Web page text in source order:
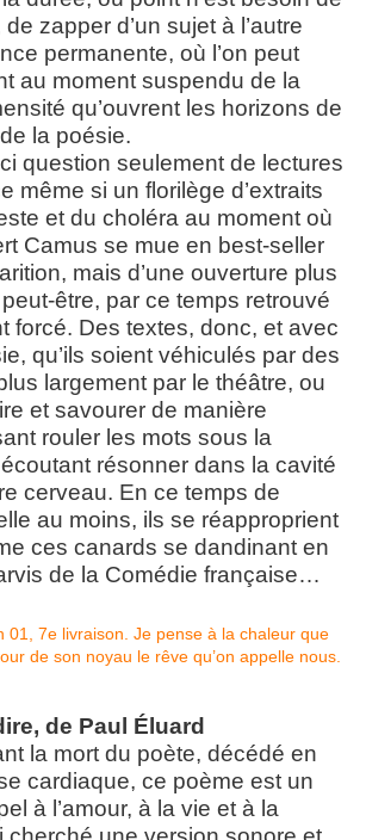
zapper d’un sujet à l’autre
permanente, où l’on peut
au moment suspendu de la
qu’ouvrent les horizons de
la poésie.
question seulement de lectures
même si un florilège d’extraits
et du choléra au moment où
Camus se mue en best-seller
mais d’une ouverture plus
être, par ce temps retrouvé
forcé. Des textes, donc, et avec
qu’ils soient véhiculés par des
largement par le théâtre, ou
et savourer de manière
rouler les mots sous la
résonner dans la cavité
cerveau. En ce temps de
au moins, ils se réapproprient
ces canards se dandinant en
de la Comédie française…
de Paul Éluard
la mort du poète, décédé en
cardiaque, ce poème est un
à l’amour, à la vie et à la